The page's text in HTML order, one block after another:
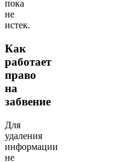
пока
не
истек.
Как
работает
право
на
забвение
Для
удаления
информации
не